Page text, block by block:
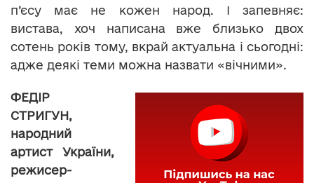
п’єсу має не кожен народ. І запевняє:
вистава, хоч написана вже близько двох
сотень років тому, вкрай актуальна і сьогодні:
адже деякі теми можна назвати «вічними».
ФЕДІР
СТРИГУН,
народний
артист України,
режисер-